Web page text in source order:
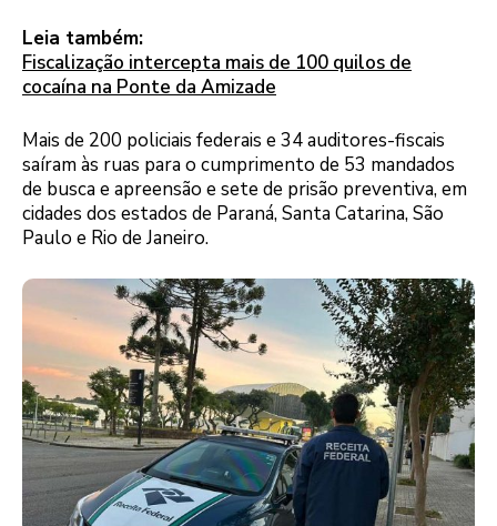
Leia também:
Fiscalização intercepta mais de 100 quilos de
cocaína na Ponte da Amizade
Mais de 200 policiais federais e 34 auditores-fiscais
saíram às ruas para o cumprimento de 53 mandados
de busca e apreensão e sete de prisão preventiva, em
cidades dos estados de Paraná, Santa Catarina, São
Paulo e Rio de Janeiro.